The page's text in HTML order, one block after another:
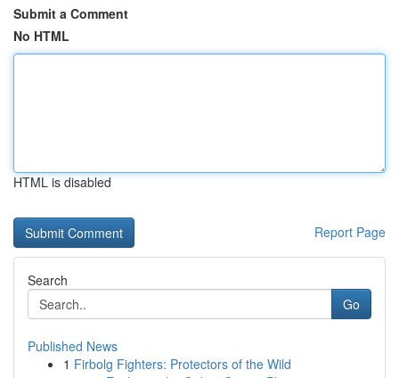
Submit a Comment
No HTML
HTML is disabled
Report Page
Search
Go
Published News
1 Firbolg Fighters: Protectors of the Wild